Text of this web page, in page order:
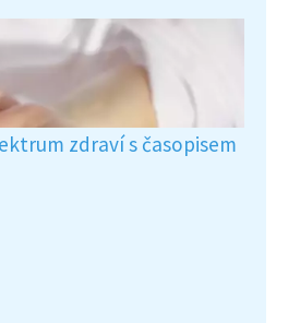
zdraví s časopisem